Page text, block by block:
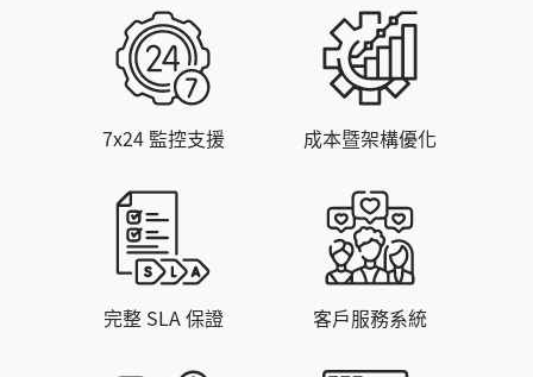
7x24 監控支援 成本暨架構優化
完整 SLA 保證 客戶服務系統